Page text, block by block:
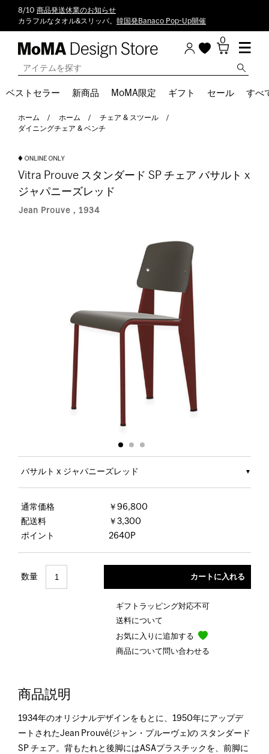
8/10 商品発送休業のお知らせ
カラフルなタオル&スリッパ。 韓国発Banaco Pop-Up開催
0
ベストセラー 新商品 MoMA限定 ギフト セール すべ
ホーム ホーム
チェア & スツール
ダイニングチェア & ベンチ
Vitra Prouve スタンダード SP チェア バサルト x
ジャパニーズレッド
Jean Prouve，1934
バサルト x ジャパニーズレッド
通常価格
￥96,800
配送料
￥3,300
ポイント
2640P
数量
ギフトラッピング対応不可
送料について
お気に入りに追加する
商品について問い合わせる
商品説明
1934年のオリジナルデザインをもとに、1950年にアップデ
ートされたJean Prouvé(ジャン・プルーヴェ)の スタンダード
SP チェア。背もたれと後脚にはASAプラスチックを、前脚に